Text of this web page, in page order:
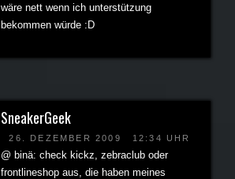
wäre nett wenn ich unterstützung
bekommen würde :D
SneakerGeek
26. DEZEMBER 2009 12:34 UHR
@ binä: check kickz, zebraclub oder
frontlineshop aus, die haben meines